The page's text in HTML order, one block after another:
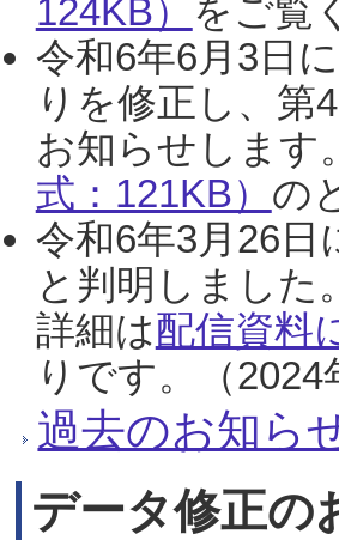
124KB） をご覧
令和6年6月3日
りを修正し、第
お知らせします
式：121KB） の
令和6年3月26日
と判明しました
詳細は配信資料
りです。（2024
過去のお知ら
データ修正の